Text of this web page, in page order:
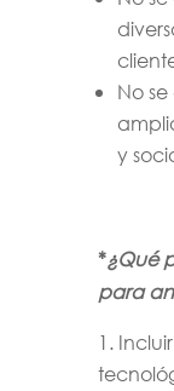
No
y
*¿Qué
para